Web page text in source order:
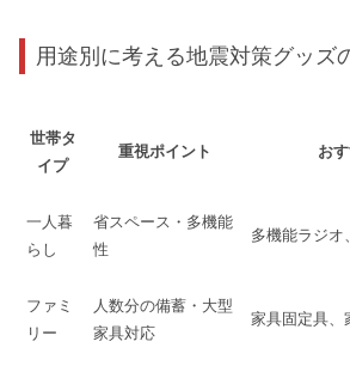
用途別に考える地震対策グッズ
世帯タ
イプ
重視ポイント お
一人暮
らし
省スペース・多機能
性
多機能ラジオ
ファミ
リー
人数分の備蓄・大型
家具対応
家具固定具、